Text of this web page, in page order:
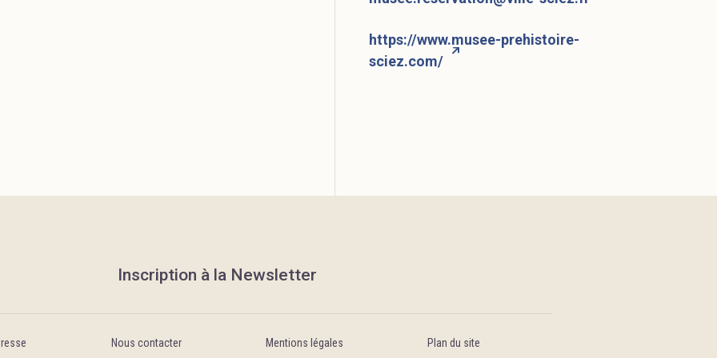
https://www.musee-prehistoire-
sciez.com/
Inscription à la Newsletter
Nous contacter Mentions légales Plan du site